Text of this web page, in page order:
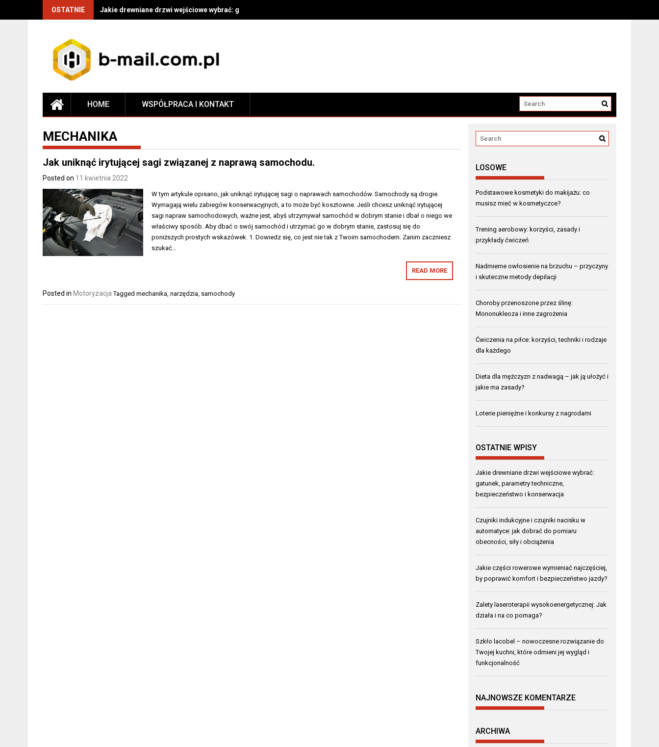
OSTATNIE Jakie drewniane drzwi wejściowe wybrać: gatunek, parametry techniczne, bezpieczeństwo i konserwacja
HOME WSPÓŁPRACA I KONTAKT
MECHANIKA
Jak uniknąć irytującej sagi związanej z naprawą samochodu.
Posted on 11 kwietnia 2022
W tym artykule opisano, jak uniknąć irytującej sagi o naprawach samochodów. Samochody są drogie.
Wymagają wielu zabiegów konserwacyjnych, a to może być kosztowne. Jeśli chcesz uniknąć irytującej
sagi napraw samochodowych, ważne jest, abyś utrzymywał samochód w dobrym stanie i dbał o niego we
właściwy sposób. Aby dbać o swój samochód i utrzymać go w dobrym stanie, zastosuj się do
poniższych prostych wskazówek. 1. Dowiedz się, co jest nie tak z Twoim samochodem. Zanim zaczniesz
szukać…
READ MORE
Posted in Motoryzacja Tagged mechanika, narzędzia, samochody
LOSOWE
Podstawowe kosmetyki do makijażu: co
musisz mieć w kosmetyczce?
Trening aerobowy: korzyści, zasady i
przykłady ćwiczeń
Nadmierne owłosienie na brzuchu – przyczyny
i skuteczne metody depilacji
Choroby przenoszone przez ślinę:
Mononukleoza i inne zagrożenia
Ćwiczenia na piłce: korzyści, techniki i rodzaje
dla każdego
Dieta dla mężczyzn z nadwagą – jak ją ułożyć i
jakie ma zasady?
Loterie pieniężne i konkursy z nagrodami
OSTATNIE WPISY
Jakie drewniane drzwi wejściowe wybrać:
gatunek, parametry techniczne,
bezpieczeństwo i konserwacja
Czujniki indukcyjne i czujniki nacisku w
automatyce: jak dobrać do pomiaru
obecności, siły i obciążenia
Jakie części rowerowe wymieniać najczęściej,
by poprawić komfort i bezpieczeństwo jazdy?
Zalety laseroterapii wysokoenergetycznej: Jak
działa i na co pomaga?
Szkło lacobel – nowoczesne rozwiązanie do
Twojej kuchni, które odmieni jej wygląd i
funkcjonalność
NAJNOWSZE KOMENTARZE
ARCHIWA